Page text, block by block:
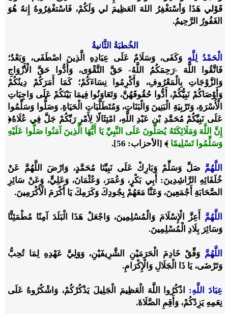
قَوْلي هَذَا وَأسْتغْفِرُ اللهَ العَظِيمَ لي وَلَكُمْ، فَاسْتغْفِرُوهُ إِنهُ هُوَ
الغَفُورُ الرَّحِيمُ.
الخُطبَةُ الثَّانيةُ
الْحَمْدُ لِلَّهِ وَكَفَى، وَسَلَامٌ عَلَى عِبَادِهِ الَّذِينَ اصْطَفَى، وَبَعْدُ؛
فَاتَّقُوا اللَّهَ -رَحِمَكُمُ اللَّهُ- حَقَّ التَّقْوَى، وَأَدُّوا حَقَّ الْأَزْوَاجِ
وَالزَّوْجَاتِ بِالْمَعْرُوفِ، وَأَكْرِمُوا نِسَاءَكُمْ؛ كَمَا أَمَرَكُمْ دِينُكُمْ
وَأَوْصَاكُمْ نَبِيُّكُمْ، أَدُّوا حُقُوقَهُنَّ، وَتَعَاوَنُوا فِيمَا بَيْنَكُمْ عَلَى وَاجِبَاتِ
الْأُسْرَةِ، وَتَرْبِيَةِ الْبَنِينَ وَالْبَنَاتِ، وَمُتَطَلَّبَاتِ الْحَيَاةِ. وَصَلُّوا وَسَلِّمُوا
عَلَى نَبِيِّكُمْ مُحَمَّدِ بْنِ عَبْدِ اللَّهِ، امْتِثَالًا لِأَمْرِ رَبِّكُمْ جَلَّ فِي عُلَاهُ﴿
إِنَّ اللَّهَ وَمَلَائِكَتَهُ يُصَلُّونَ عَلَى النَّبِيِّ يَا أَيُّهَا الَّذِينَ آمَنُوا صَلُّوا عَلَيْهِ
وَسَلِّمُوا تَسْلِيمًا ﴾ [الأحزاب: 56] .
اللَّهُمَّ صَلِّ وَسَلِّمْ وَبَارِكْ عَلَى نَبِيِّنَا مُحَمَّدٍ، وَارْضَ اللَّهُمَّ عَنْ
خُلَفَائِهِ الرَّاشِدِينَ: أَبِي بَكْرٍ، وَعُمَرَ، وَعُثْمَانَ، وَعَلِيٍّ، وَعَنْ سَائِرِ
الصَّحَابَةِ أَجْمَعِينَ، وَعَنَّا مَعَهُمْ بِجُودِكَ وَكَرَمِكَ يَا أَكْرَمَ الْأَكْرَمِينَ.
اللَّهُمَّ
أَعِزَّ الْإِسْلَامَ وَالْمُسْلِمِينَ، وَاجْعَلْ هَذَا الْبَلَدَ آمِنًا مُطْمَئِنًّا
وَسَائِرَ بِلَادِ الْمُسْلِمِينَ.
اللَّهُمَّ وَفِّقْ خَادِمَ الْحَرَمَيْنِ الشَّرِيفَيْنِ، وَوَلِيَّ عَهْدِهِ لِمَا تُحِبُّ
وَتَرْضَى، يَا ذَا الْجَلَالِ وَالْإِكْرَامِ.
عِبَادَ اللَّهِ: اذْكُرُوا اللَّهَ الْعَظِيمَ الْجَلِيلَ يَذْكُرْكُمْ، وَاشْكُرُوهُ عَلَى
نِعَمِهِ يَزِدْكُمْ، وَأَقِمِ الصَّلَاةَ.